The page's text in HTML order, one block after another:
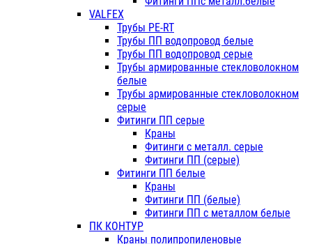
VALFEX
Трубы PE-RT
Трубы ПП водопровод белые
Трубы ПП водопровод серые
Трубы армированные стекловолокном
белые
Трубы армированные стекловолокном
серые
Фитинги ПП серые
Краны
Фитинги с металл. серые
Фитинги ПП (серые)
Фитинги ПП белые
Краны
Фитинги ПП (белые)
Фитинги ПП с металлом белые
ПК КОНТУР
Краны полипропиленовые